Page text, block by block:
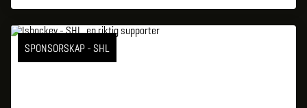
SPONSORSKAP - SHL